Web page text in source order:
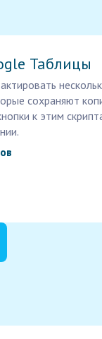
Таблицы
сохраняют
к этим